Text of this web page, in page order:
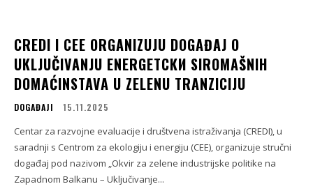
CREDI I CEE ORGANIZUJU DOGAĐAJ O
UKLJUČIVANJU ENERGETСКИ SIROMAŠNIH
DOMAĆINSTAVA U ZELENU TRANZICIJU
DOGAĐAJI 15.11.2025
Centar za razvojne evaluacije i društvena istraživanja (CREDI), u
saradnji s Centrom za ekologiju i energiju (CEE), organizuje stručni
događaj pod nazivom „Okvir za zelene industrijske politike na
Zapadnom Balkanu – Uključivanje...